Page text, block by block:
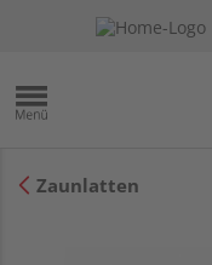
Zaunlatten